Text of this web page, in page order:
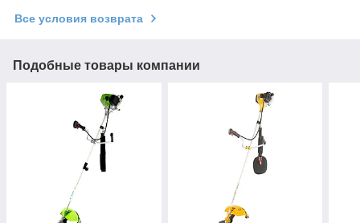
Все условия возврата
Подобные товары компании